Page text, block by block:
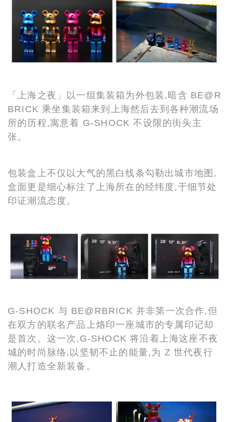
「上海之夜」以一组集装箱为外包装,暗含 BE@R
BRICK 乘坐集装箱来到上海然后去到各种潮流场
所的历程,寓意着 G-SHOCK 不设限的街头主
张。
包装盒上不仅以大气的黑白线条勾勒出城市地图,
盒面更是细心标注了上海所在的经纬度,于细节处
印证潮流态度。
G-SHOCK 与 BE@RBRICK 并非第一次合作,但
在双方的联名产品上烙印一座城市的专属印记却
是首次。这一次,G-SHOCK 将沿着上海这座不夜
城的时尚脉络,以坚韧不止的能量,为 Z 世代夜行
潮人打造全新装备。